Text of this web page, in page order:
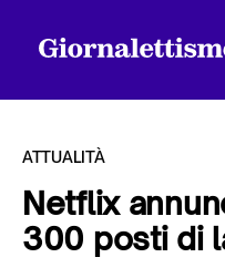
Tutti gli articoli
ATTUALITÀ
Netflix
300 posti di